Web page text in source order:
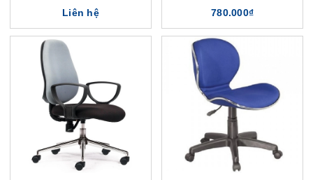
Liên hệ 780.000₫